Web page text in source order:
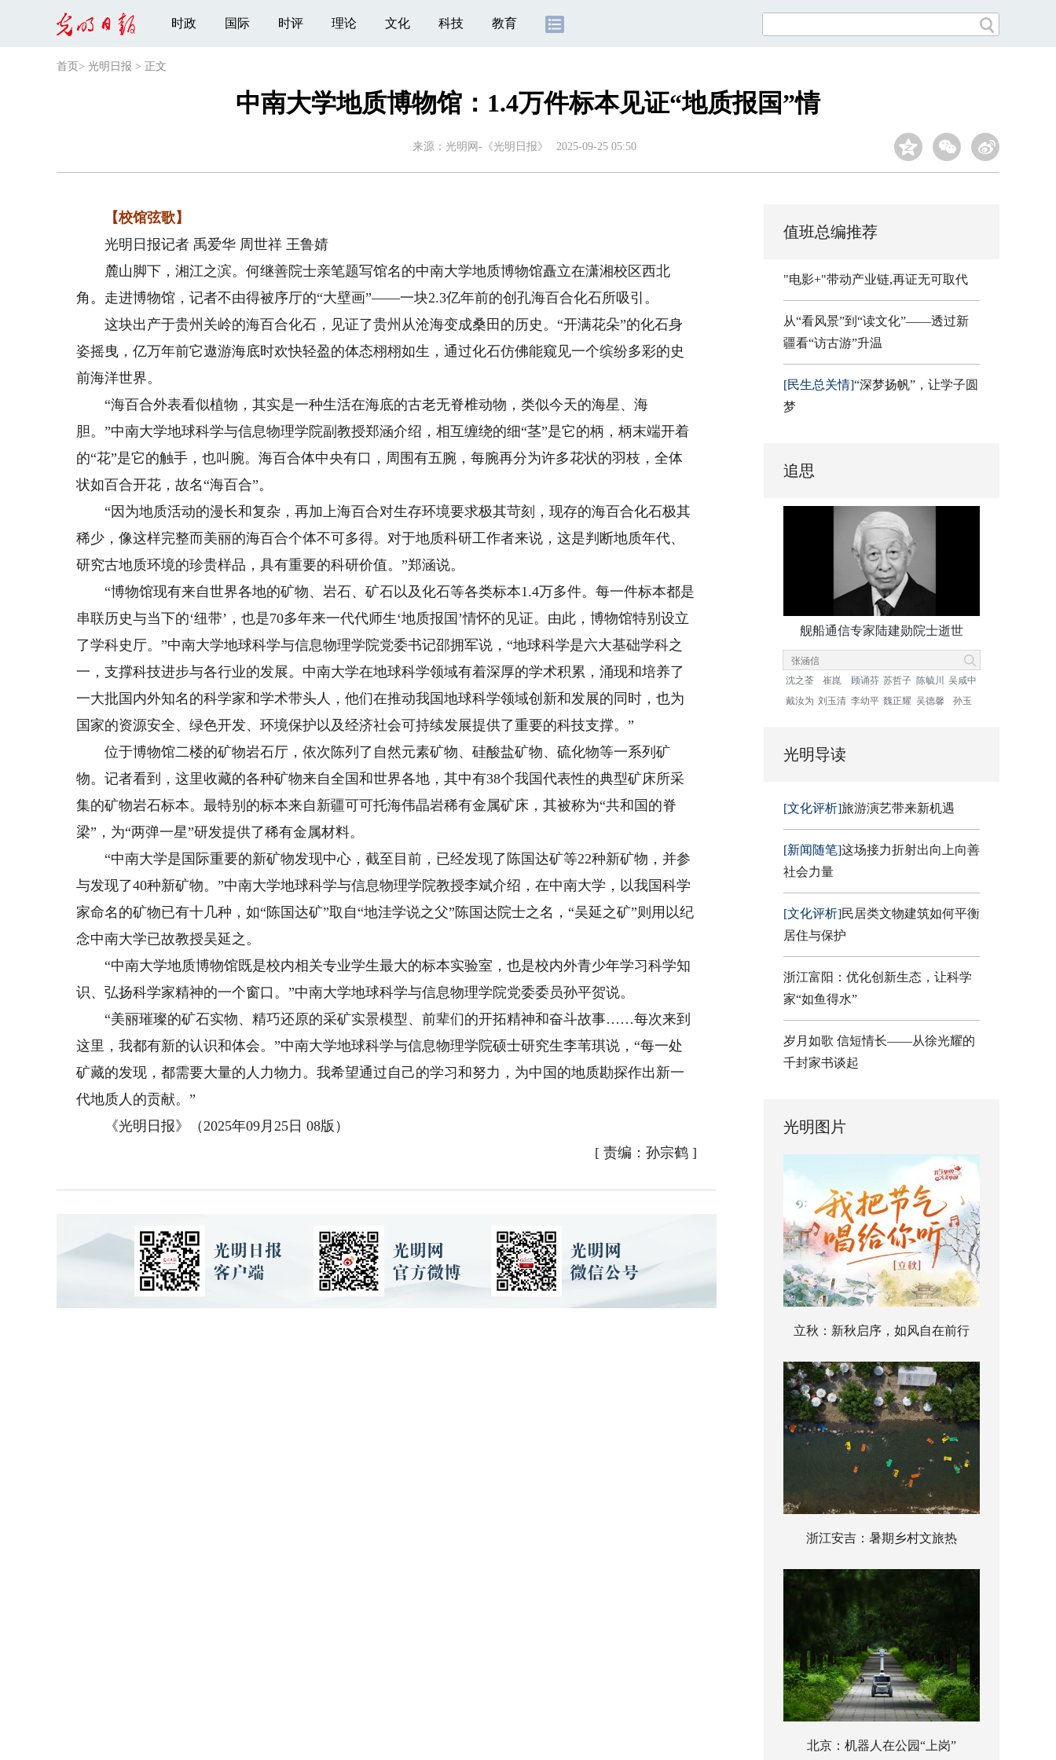
时政 国际 时评 理论 文化 科技 教育
首页 > 光明日报 > 正文
中南大学地质博物馆：1.4万件标本见证“地质报国”情
来源： 光明网-《光明日报》 2025-09-25 05:50
【校馆弦歌】
光明日报记者 禹爱华 周世祥 王鲁婧
麓山脚下，湘江之滨。何继善院士亲笔题写馆名的中南大学地质博物馆矗立在潇湘校区西北
角。走进博物馆，记者不由得被序厅的“大壁画”——一块2.3亿年前的创孔海百合化石所吸引。
这块出产于贵州关岭的海百合化石，见证了贵州从沧海变成桑田的历史。“开满花朵”的化石身
姿摇曳，亿万年前它遨游海底时欢快轻盈的体态栩栩如生，通过化石仿佛能窥见一个缤纷多彩的史
前海洋世界。
“海百合外表看似植物，其实是一种生活在海底的古老无脊椎动物，类似今天的海星、海
胆。”中南大学地球科学与信息物理学院副教授郑涵介绍，相互缠绕的细“茎”是它的柄，柄末端开着
的“花”是它的触手，也叫腕。海百合体中央有口，周围有五腕，每腕再分为许多花状的羽枝，全体
状如百合开花，故名“海百合”。
“因为地质活动的漫长和复杂，再加上海百合对生存环境要求极其苛刻，现存的海百合化石极其
稀少，像这样完整而美丽的海百合个体不可多得。对于地质科研工作者来说，这是判断地质年代、
研究古地质环境的珍贵样品，具有重要的科研价值。”郑涵说。
“博物馆现有来自世界各地的矿物、岩石、矿石以及化石等各类标本1.4万多件。每一件标本都是
串联历史与当下的‘纽带’，也是70多年来一代代师生‘地质报国’情怀的见证。由此，博物馆特别设立
了学科史厅。”中南大学地球科学与信息物理学院党委书记邵拥军说，“地球科学是六大基础学科之
一，支撑科技进步与各行业的发展。中南大学在地球科学领域有着深厚的学术积累，涌现和培养了
一大批国内外知名的科学家和学术带头人，他们在推动我国地球科学领域创新和发展的同时，也为
国家的资源安全、绿色开发、环境保护以及经济社会可持续发展提供了重要的科技支撑。”
位于博物馆二楼的矿物岩石厅，依次陈列了自然元素矿物、硅酸盐矿物、硫化物等一系列矿
物。记者看到，这里收藏的各种矿物来自全国和世界各地，其中有38个我国代表性的典型矿床所采
集的矿物岩石标本。最特别的标本来自新疆可可托海伟晶岩稀有金属矿床，其被称为“共和国的脊
梁”，为“两弹一星”研发提供了稀有金属材料。
“中南大学是国际重要的新矿物发现中心，截至目前，已经发现了陈国达矿等22种新矿物，并参
与发现了40种新矿物。”中南大学地球科学与信息物理学院教授李斌介绍，在中南大学，以我国科学
家命名的矿物已有十几种，如“陈国达矿”取自“地洼学说之父”陈国达院士之名，“吴延之矿”则用以纪
念中南大学已故教授吴延之。
“中南大学地质博物馆既是校内相关专业学生最大的标本实验室，也是校内外青少年学习科学知
识、弘扬科学家精神的一个窗口。”中南大学地球科学与信息物理学院党委委员孙平贺说。
“美丽璀璨的矿石实物、精巧还原的采矿实景模型、前辈们的开拓精神和奋斗故事……每次来到
这里，我都有新的认识和体会。”中南大学地球科学与信息物理学院硕士研究生李苇琪说，“每一处
矿藏的发现，都需要大量的人力物力。我希望通过自己的学习和努力，为中国的地质勘探作出新一
代地质人的贡献。”
《光明日报》（2025年09月25日 08版）
[ 责编：孙宗鹤]
值班总编推荐
"电影+"带动产业链,再证无可取代
从“看风景”到“读文化”——透过新
疆看“访古游”升温
[民生总关情]“深梦扬帆”，让学子圆
梦
追思
舰船通信专家陆建勋院士逝世
沈之荃 崔崑 顾诵芬 苏哲子 陈毓川
吴咸中
戴汝为 刘玉清 李幼平 魏正耀 吴德馨 孙玉
光明导读
[文化评析]旅游演艺带来新机遇
[新闻随笔]这场接力折射出向上向善
社会力量
[文化评析]民居类文物建筑如何平衡
居住与保护
浙江富阳：优化创新生态，让科学
家“如鱼得水”
岁月如歌 信短情长——从徐光耀的
千封家书谈起
光明图片
立秋：新秋启序，如风自在前行
浙江安吉：暑期乡村文旅热
北京：机器人在公园“上岗”